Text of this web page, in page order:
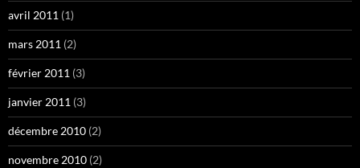
avril 2011 (1)
mars 2011 (2)
février 2011 (3)
janvier 2011 (3)
décembre 2010 (2)
novembre 2010 (2)